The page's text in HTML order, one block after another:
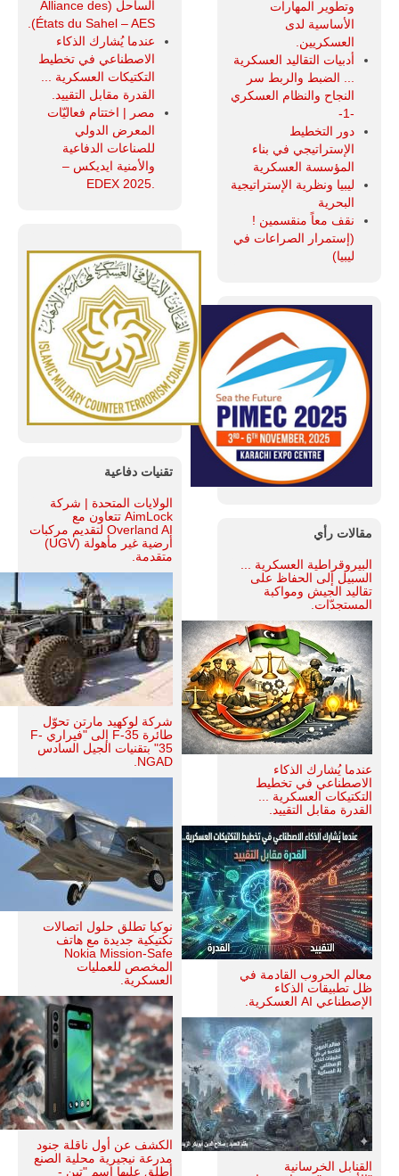
وتطوير المهارات
الأساسية لدى
العسكريين.
أدبيات التقاليد العسكرية
... الضبط والربط سر
النجاح والنظام العسكري
-1-
دور التخطيط
الإستراتيجي في بناء
المؤسسة العسكرية
ليبيا ونظرية الإستراتيجية
البحرية
نقف معاً منقسمين !
(إستمرار الصراعات في
ليبيا)
مقالات رأي
البيروقراطية العسكرية ...
السبيل إلى الحفاظ على
تقاليد الجيش ومواكبة
المستجدّات.
عندما يُشارك الذكاء
الاصطناعي في تخطيط
التكتيكات العسكرية ...
القدرة مقابل التقييد.
معالم الحروب القادمة في
ظل تطبيقات الذكاء
الإصطناعي AI العسكرية.
القنابل الخرسانية
الساحل (Alliance des
États du Sahel – AES).
عندما يُشارك الذكاء
الاصطناعي في تخطيط
التكتيكات العسكرية ...
القدرة مقابل التقييد.
مصر | اختتام فعاليّات
المعرض الدولي
للصناعات الدفاعية
والأمنية ايديكس ‒
تقنيات دفاعية
الولايات المتحدة | شركة
AimLock تتعاون مع
Overland AI لتقديم مركبات
أرضية غير مأهولة (UGV)
متقدمة.
شركة لوكهيد مارتن تحوّل
طائرة F-35 إلى "فيراري F-
35" بتقنيات الجيل السادس
NGAD.
نوكيا تطلق حلول اتصالات
تكتيكية جديدة مع هاتف
Nokia Mission-Safe
المخصص للعمليات
العسكرية.
الكشف عن أول ناقلة جنود
مدرعة نيجيرية محلية الصنع
أطلق عليها اسم "تين -